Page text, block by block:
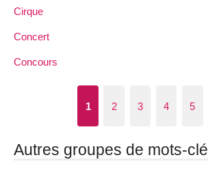
Cirque
Concert
Concours
1 2 3 4 5
Autres groupes de mots-